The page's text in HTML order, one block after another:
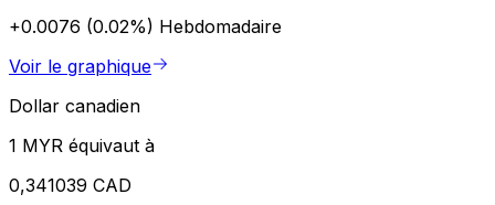
+0.0076 (0.02%) Hebdomadaire
Voir le graphique
Dollar canadien
1 MYR équivaut à
0,341039 CAD